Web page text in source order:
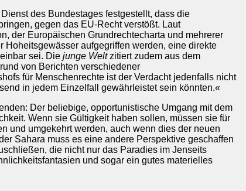
des Bundestages festgestellt, dass die
gegen das EU-Recht verstößt. Laut
der Europäischen Grundrechtecharta und mehrerer
aufgegriffen werden, eine direkte
sei. Die junge Weltzitiert zudem aus dem
von Berichten verschiedener
für Menschenrechte ist der Verdacht jedenfalls nicht
in jedem Einzelfall gewährleistet sein könnten.«
Der beliebige, opportunistische Umgang mit dem
Wenn sie Gültigkeit haben sollen, müssen sie für
und umgekehrt werden, auch wenn dies der neuen
Sahara muss es eine andere Perspektive geschaffen
die nicht nur das Paradies im Jenseits
und sogar ein gutes materielles